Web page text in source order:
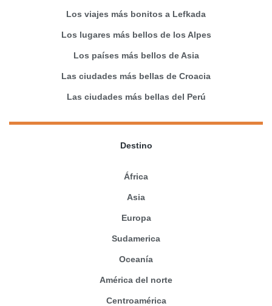
Los viajes más bonitos a Lefkada
Los lugares más bellos de los Alpes
Los países más bellos de Asia
Las ciudades más bellas de Croacia
Las ciudades más bellas del Perú
Destino
África
Asia
Europa
Sudamerica
Oceanía
América del norte
Centroamérica